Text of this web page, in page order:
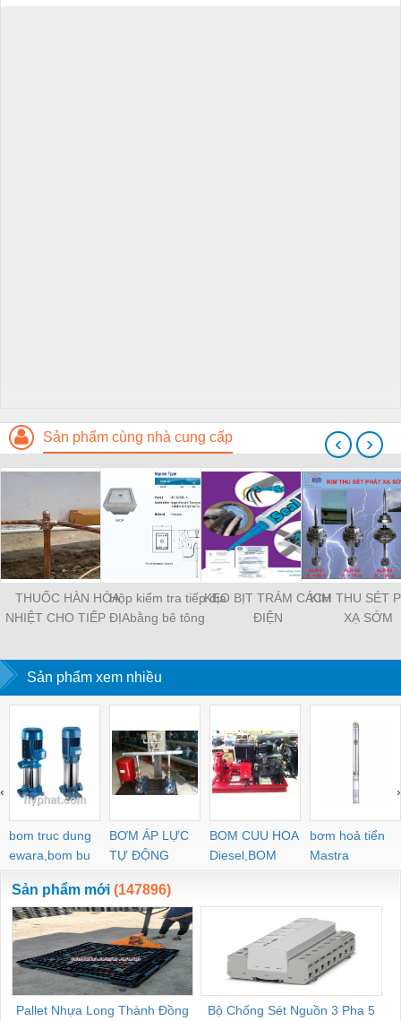
Sản phẩm cùng nhà cung cấp
THUỐC HÀN HÓA
NHIỆT CHO TIẾP ĐỊA
Hộp kiểm tra tiếp địa
bằng bê tông
KEO BỊT TRÁM CÁCH
ĐIỆN
KIM THU SÉT
XẠ SỚM
‹ ›
Sản phẩm xem nhiều
bom truc dung
ewara,bom bu
ewara
BƠM ÁP LỰC
TỰ ĐỘNG
BOM CUU HOA
Diesel,BOM
CHUA CHAY
bơm hoả tiển
Mastra
‹ ›
Sản phẩm mới (147896)
Pallet Nhựa Long Thành Đồng
Bộ Chống Sét Nguồn 3 Pha 5